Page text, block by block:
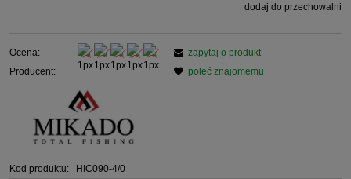
dodaj do przechowalni
Ocena:
Producent:
Kod produktu: HIC090-4/0
zapytaj o produkt
poleć znajomemu